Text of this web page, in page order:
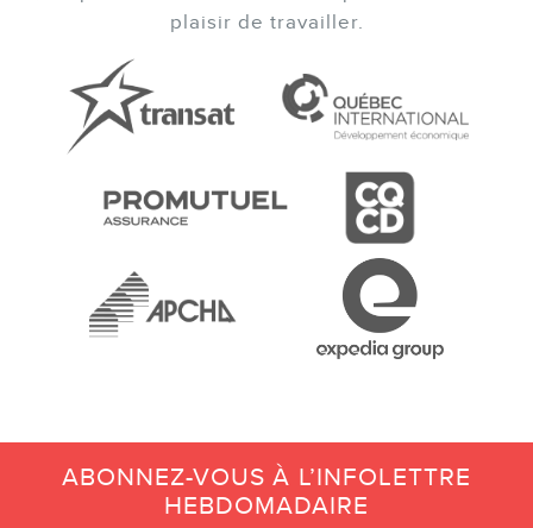
plaisir de travailler.
ABONNEZ-VOUS À L’INFOLETTRE
HEBDOMADAIRE